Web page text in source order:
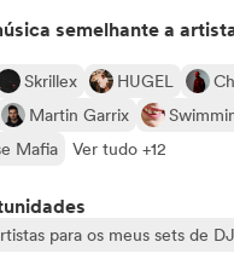
semelhante a
Skrillex HUGEL
Martin Garrix
Mafia
Ver tudo +12
para os meus sets de DJ